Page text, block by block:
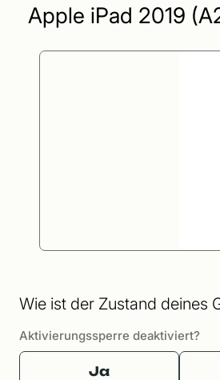
Apple iPad 2019
Wie ist der Zustand deines
Aktivierungssperre deaktiviert?
Ja